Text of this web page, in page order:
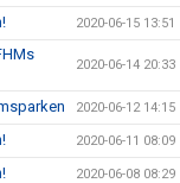
2020-06-15 13:51
2020-06-14 20:33
2020-06-12 14:15
2020-06-11 08:09
2020-06-08 08:29